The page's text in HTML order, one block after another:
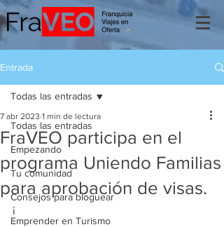
Entrada
Todas las entradas
Empezando
Tu comunidad
Consejos para bloguear
Emprender en Turismo
Todas las entradas
FraVEO participa en el
programa Uniendo Familias
para aprobación de visas.
7 abr 2023 1 min de lectura
¡